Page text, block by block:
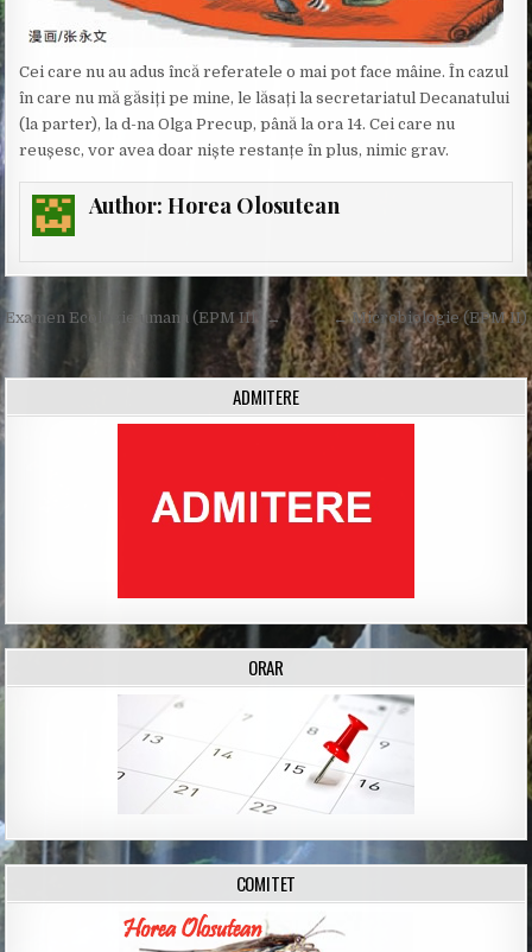
Cei care nu au adus încă referatele o mai pot face mâine. În cazul
în care nu mă găsiți pe mine, le lăsați la secretariatul Decanatului
(la parter), la d-na Olga Precup, până la ora 14. Cei care nu
reușesc, vor avea doar niște restanțe în plus, nimic grav.
Author: Horea Olosutean
Post
navigation
← Microbiologie (EPM II)
Examen Ecologie umană (EPM III) →
ADMITERE
ORAR
COMITET